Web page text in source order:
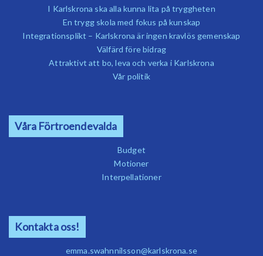
I Karlskrona ska alla kunna lita på tryggheten
En trygg skola med fokus på kunskap
Integrationsplikt – Karlskrona är ingen kravlös gemenskap
Välfärd före bidrag
Attraktivt att bo, leva och verka i Karlskrona
Vår politik
Våra Förtroendevalda
Budget
Motioner
Interpellationer
Kontakta oss!
emma.swahnnilsson@karlskrona.se